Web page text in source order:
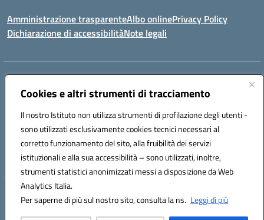
Cookies e altri strumenti di tracciamento
Il nostro Istituto non utilizza strumenti di profilazione degli utenti -
sono utilizzati esclusivamente cookies tecnici necessari al
corretto funzionamento del sito, alla fruibilità dei servizi
istituzionali e alla sua accessibilità – sono utilizzati, inoltre,
strumenti statistici anonimizzati messi a disposizione da Web
Analytics Italia.
Per saperne di più sul nostro sito, consulta la ns. Leggi di più
Amministrazione trasparenteAlbo onlinePrivacy Policy
Dichiarazione di accessibilitàNote legali
Indirizzo:
Centralino:08561100 Email:peic83100x@istruzione.it
Codice fiscale: 91117450683
Codice meccanografico:
PEIC83100X
Codice unico di fatturazione (CUF): UFTPJP
Hosting & Powered by 3D Solution S.r.l.
Concept & Design by Designers Italia